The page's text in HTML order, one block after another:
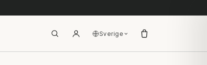
Sverige